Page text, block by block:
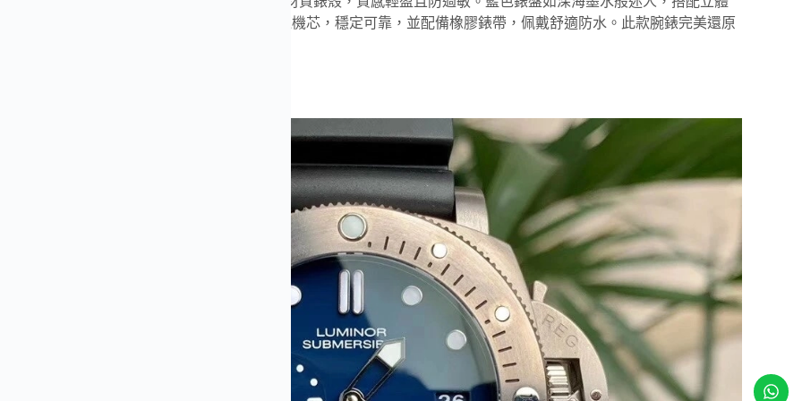
鮮明夜光指針，夜間讀時清晰。內置自動上鍊機芯，穩定可靠，並配備橡膠錶帶，佩戴舒適防水。此款腕錶完美還原